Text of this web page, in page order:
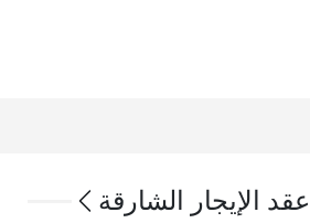
عقد الإيجار الشارقة